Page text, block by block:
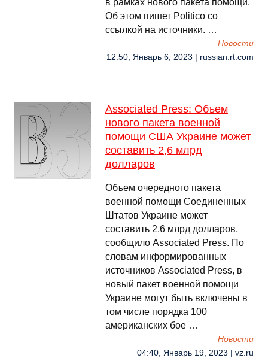
в рамках нового пакета помощи.
Об этом пишет Politico со
ссылкой на источники. …
Новости
12:50, Январь 6, 2023 | russian.rt.com
Associated Press: Объем
нового пакета военной
помощи США Украине может
составить 2,6 млрд
долларов
Объем очередного пакета
военной помощи Соединенных
Штатов Украине может
составить 2,6 млрд долларов,
сообщило Associated Press. По
словам информированных
источников Associated Press, в
новый пакет военной помощи
Украине могут быть включены в
том числе порядка 100
американских бое …
Новости
04:40, Январь 19, 2023 | vz.ru